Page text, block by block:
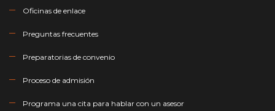
Oficinas de enlace
Preguntas frecuentes
Preparatorias de convenio
Proceso de admisión
Programa una cita para hablar con un asesor